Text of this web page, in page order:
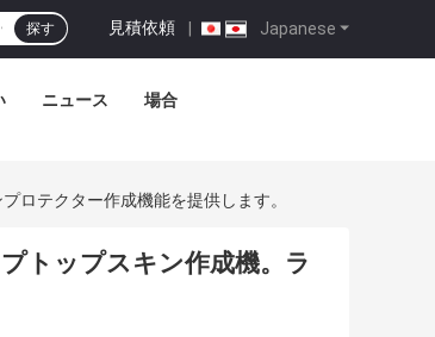
Japanese
見積依頼 |
探す
ニュース 場合
ロテクター作成機能を提供します。
トップスキン作成機。ラ